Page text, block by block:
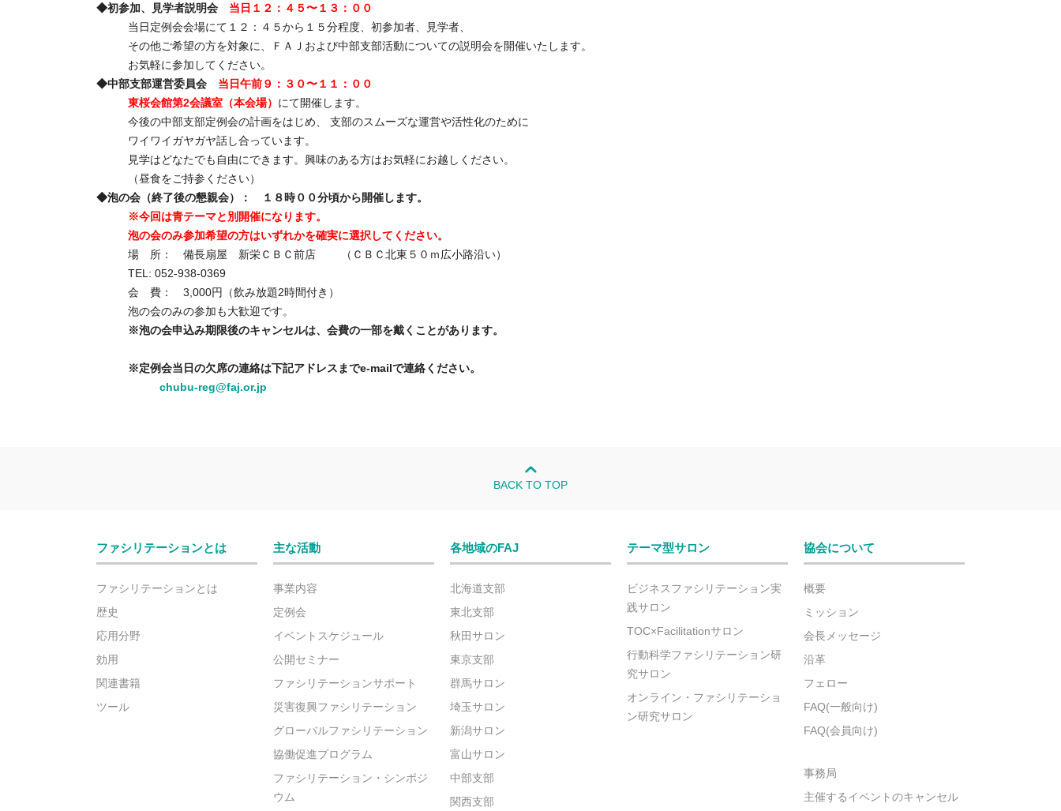
◆初参加、見学者説明会 当日１２：４５〜１３：００
当日定例会会場にて１２：４５から１５分程度、初参加者、見学者、
その他ご希望の方を対象に、ＦＡＪおよび中部支部活動についての説明会を開催いたします。
お気軽に参加してください。
◆中部支部運営委員会 当日午前９：３０〜１１：００
東桜会館第2会議室（本会場） にて開催します。
今後の中部支部定例会の計画をはじめ、 支部のスムーズな運営や活性化のために
ワイワイガヤガヤ話し合っています。
見学はどなたでも自由にできます。興味のある方はお気軽にお越しください。
（昼食をご持参ください）
◆泡の会（終了後の懇親会）：
１８時００分頃から開催します。
※今回は青テーマと別開催になります。
泡の会のみ参加希望の方はいずれかを確実に選択してください。
場 所： 備長扇屋 新栄ＣＢＣ前店 （ＣＢＣ北東５０ｍ広小路沿い）
TEL: 052-938-0369
会 費： 3,000円（飲み放題2時間付き）
泡の会のみの参加も大歓迎です。
※泡の会申込み期限後のキャンセルは、会費の一部を戴くことがあります。
※定例会当日の欠席の連絡は下記アドレスまでe-mailで連絡ください。
chubu-reg@faj.or.jp
BACK TO TOP
ファシリテーションとは
ファシリテーションとは
歴史
応用分野
効用
関連書籍
ツール
主な活動
事業内容
定例会
イベントスケジュール
公開セミナー
ファシリテーションサポート
災害復興ファシリテーション
グローバルファシリテーション
協働促進プログラム
ファシリテーション・シンポジ
ウム
各地域のFAJ
北海道支部
東北支部
秋田サロン
東京支部
群馬サロン
埼玉サロン
新潟サロン
富山サロン
中部支部
関西支部
テーマ型サロン
ビジネスファシリテーション実
践サロン
TOC×Facilitationサロン
行動科学ファシリテーション研
究サロン
オンライン・ファシリテーショ
ン研究サロン
協会について
概要
ミッション
会長メッセージ
沿革
フェロー
FAQ(一般向け)
FAQ(会員向け)
事務局
主催するイベントのキャンセル